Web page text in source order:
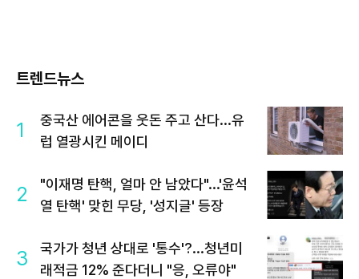
트렌드뉴스
1
중국산 에어콘을 웃돈 주고 산다...유
럽 열광시킨 메이디
2
"이재명 탄핵, 얼마 안 남았다"...'윤석
열 탄핵' 맞힌 무당, '성지글' 등장
3
국가가 청년 상대로 '통수'?...청년미
래적금 12% 준다더니 "응, 오류야"